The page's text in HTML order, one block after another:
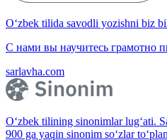
O‘zbek tilida savodli yozishni biz
С нами вы научитесь грамотно
sarlavha.com
O‘zbek tilining sinonimlar lug‘ati.
900 ga yaqin sinonim so‘zlar